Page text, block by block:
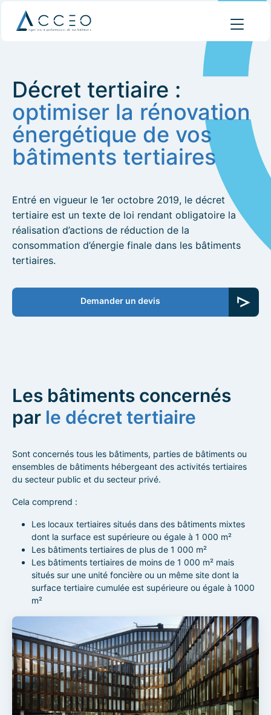
Décret tertiaire :
optimiser la rénovation
énergétique de vos
bâtiments tertiaires
Entré en vigueur le 1er octobre 2019, le décret
tertiaire est un texte de loi rendant obligatoire la
réalisation d’actions de réduction de la
consommation d’énergie finale dans les bâtiments
tertiaires.
Demander un devis
Les bâtiments concernés
par le décret tertiaire
Sont concernés tous les bâtiments, parties de bâtiments ou
ensembles de bâtiments hébergeant des activités tertiaires
du secteur public et du secteur privé.
Cela comprend :
Les locaux tertiaires situés dans des bâtiments mixtes
dont la surface est supérieure ou égale à 1 000 m²
Les bâtiments tertiaires de plus de 1 000 m²
Les bâtiments tertiaires de moins de 1 000 m² mais
situés sur une unité foncière ou un même site dont la
surface tertiaire cumulée est supérieure ou égale à 1000
m²